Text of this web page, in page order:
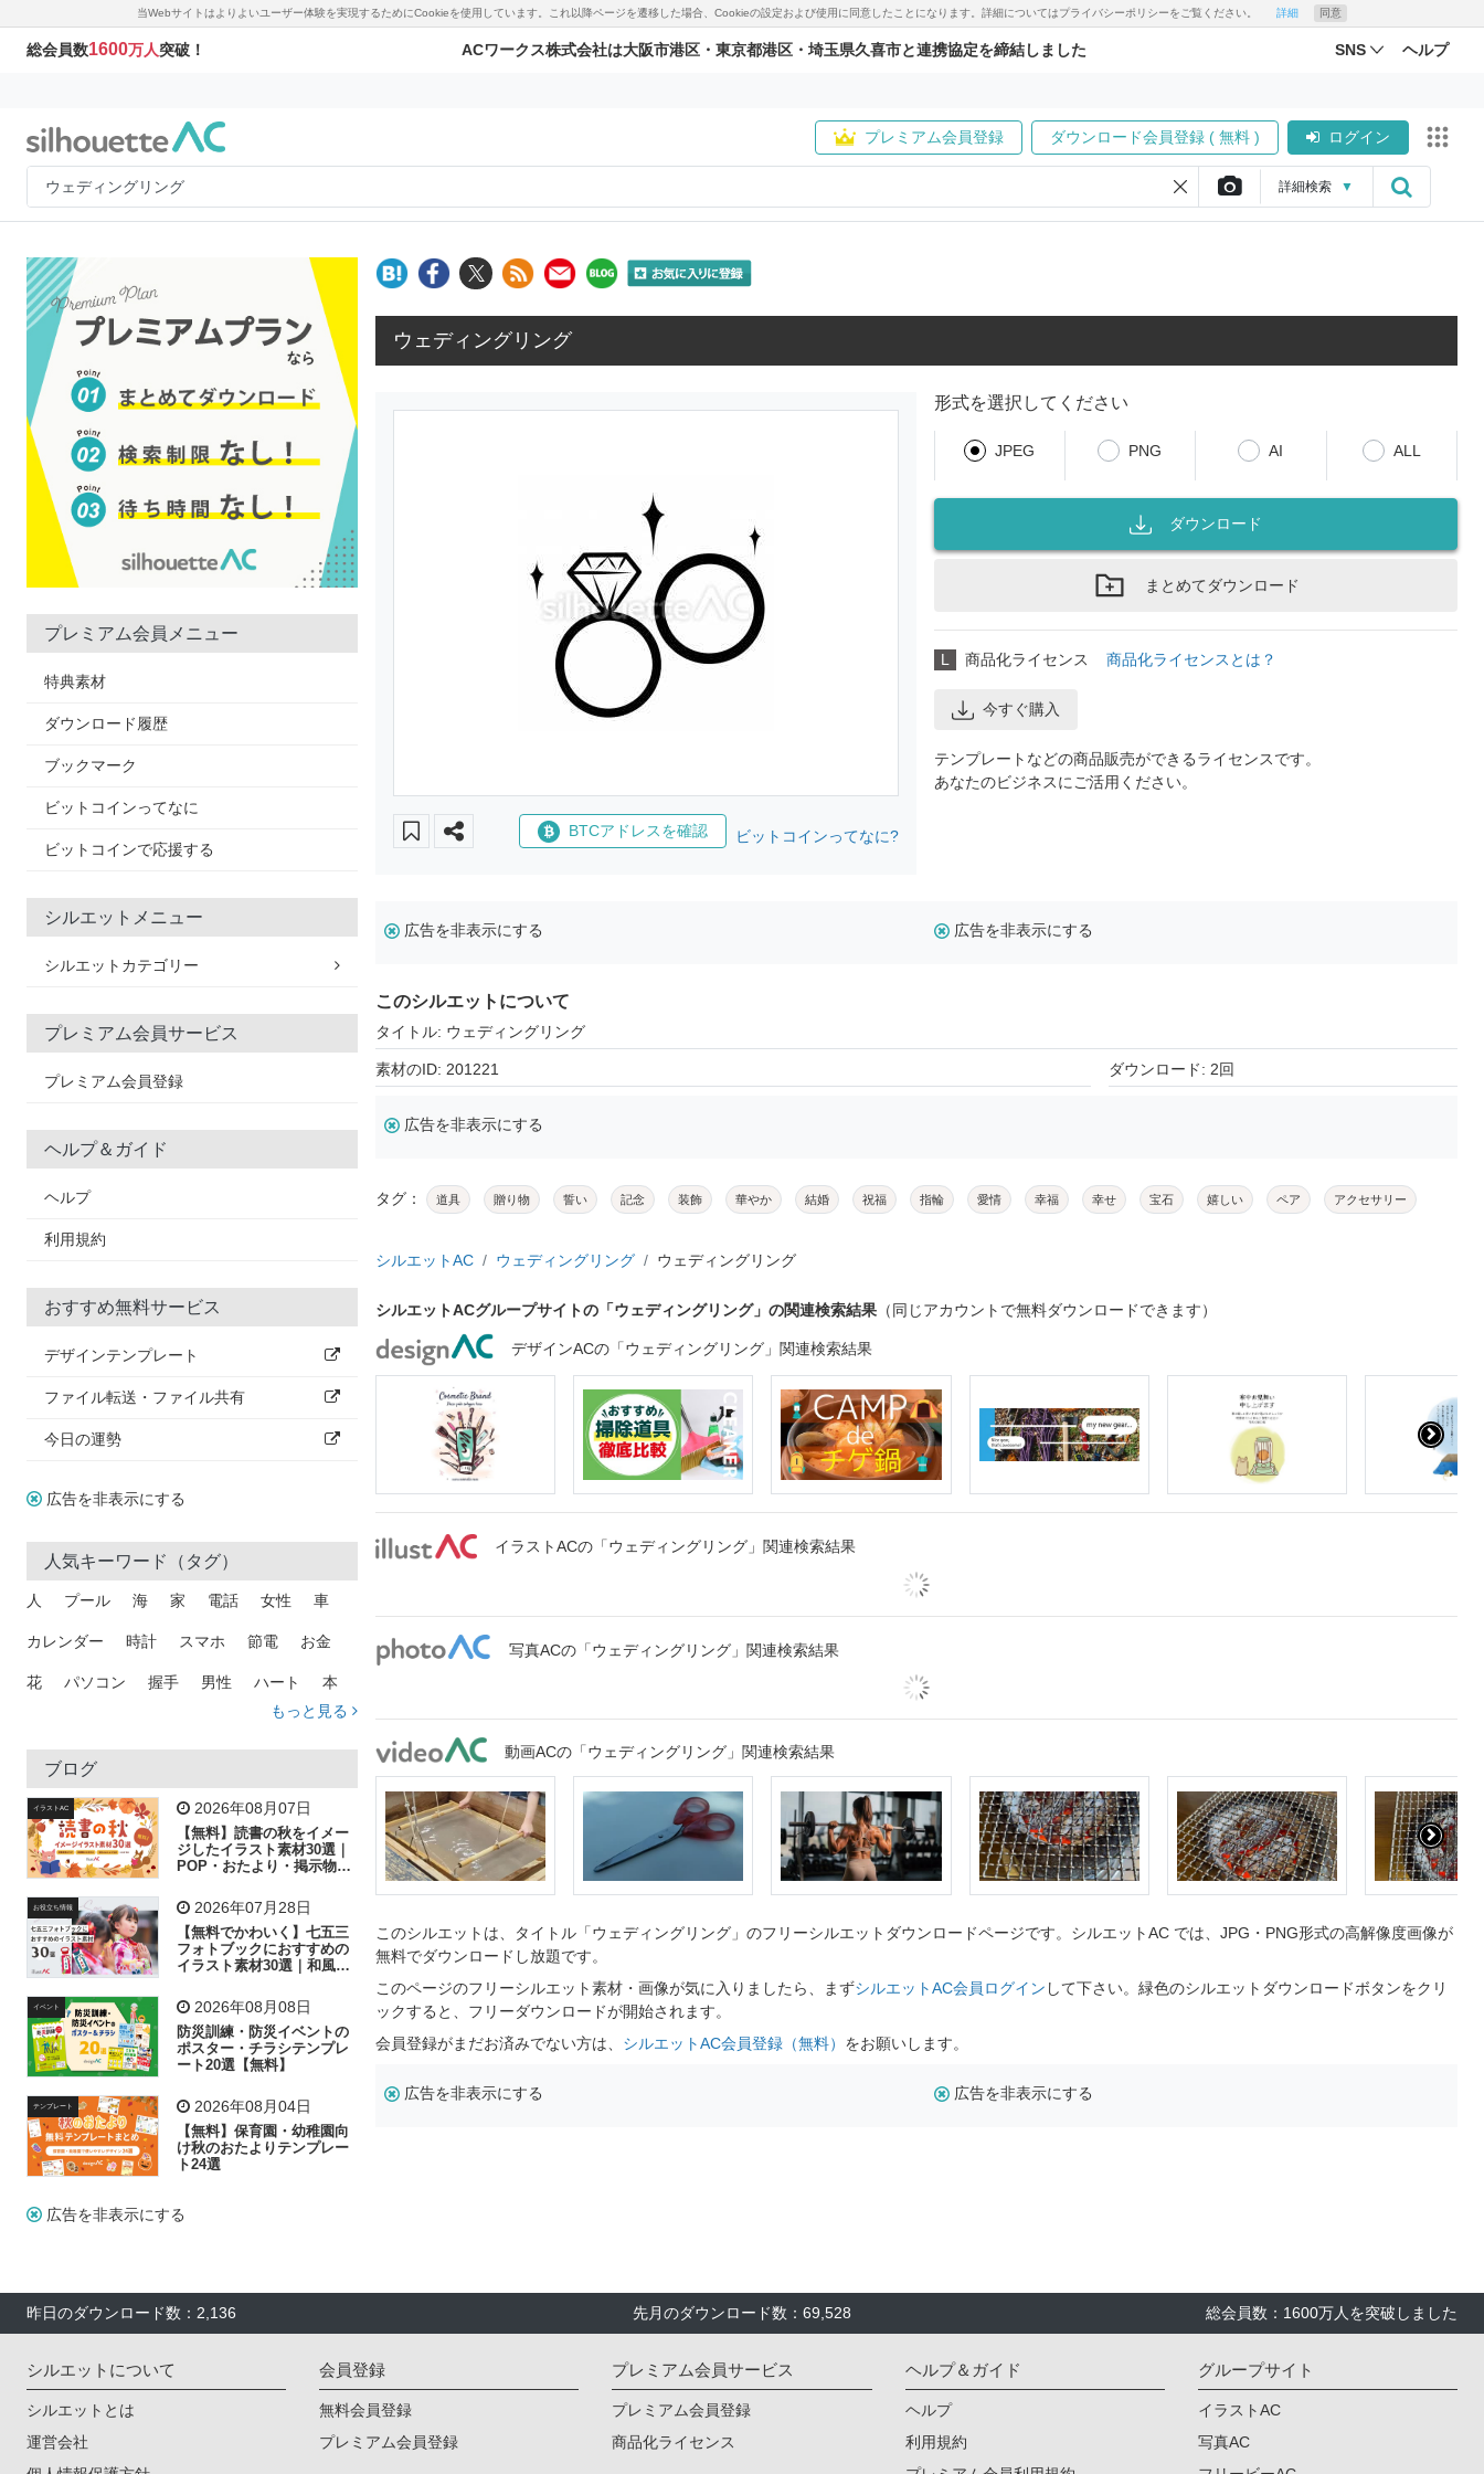
当Webサイトはよりよいユーザー体験を実現するためにCookieを使用しています。これ以降ページを遷移した場合、Cookieの設定および使用に同意したことになります。詳細についてはプライバシーポリシーをご覧ください。 詳細 同意
総会員数1600万人突破！ ACワークス株式会社は大阪市港区・東京都港区・埼玉県久喜市と連携協定を締結しました SNS ヘルプ
プレミアム会員登録 ダウンロード会員登録 ( 無料 ) ログイン
詳細検索 ▼
プレミアム会員メニュー
特典素材
ダウンロード履歴
ブックマーク
ビットコインってなに
ビットコインで応援する
シルエットメニュー
シルエットカテゴリー
プレミアム会員サービス
プレミアム会員登録
ヘルプ＆ガイド
ヘルプ
利用規約
おすすめ無料サービス
デザインテンプレート
ファイル転送・ファイル共有
今日の運勢
広告を非表示にする
人気キーワード（タグ）
人 プール 海 家 電話 女性 車
カレンダー 時計 スマホ 節電 お金
花 パソコン 握手 男性 ハート 本
トラック 木
吹き出し
飛行機 グラフ ビル 魚 家族 書類
歩く 工場 会社 太陽 キラキラ
子供 作業員 葉 相談 ピクトグラム
もっと見る
ブログ
イラストAC 2026年08月07日
【無料】読書の秋をイメー
ジしたイラスト素材30選｜
POP・おたより・掲示物に
お役立ち情報 2026年07月28日
【無料でかわいく】七五三
フォトブックにおすすめの
イラスト素材30選｜和風の
イベント 2026年08月08日
防災訓練・防災イベントの
ポスター・チラシテンプレ
ート20選【無料】
テンプレート 2026年08月04日
【無料】保育園・幼稚園向
け秋のおたよりテンプレー
ト24選
広告を非表示にする
ウェディングリング
BTCアドレスを確認 ビットコインってなに?
形式を選択してください
JPEG PNG AI ALL
ダウンロード
まとめてダウンロード
L 商品化ライセンス 商品化ライセンスとは？
今すぐ購入
テンプレートなどの商品販売ができるライセンスです。
あなたのビジネスにご活用ください。
広告を非表示にする 広告を非表示にする
このシルエットについて
タイトル: ウェディングリング
素材のID: 201221 ダウンロード: 2回
広告を非表示にする
タグ： 道具 贈り物 誓い 記念 装飾 華やか 結婚 祝福 指輪 愛情 幸福 幸せ 宝石 嬉しい ペア アクセサリー
シルエットAC ウェディングリング ウェディングリング
シルエットACグループサイトの「ウェディングリング」の関連検索結果 （同じアカウントで無料ダウンロードできます）
デザインACの「ウェディングリング」関連検索結果
イラストACの「ウェディングリング」関連検索結果
写真ACの「ウェディングリング」関連検索結果
動画ACの「ウェディングリング」関連検索結果
このシルエットは、タイトル「ウェディングリング」のフリーシルエットダウンロードページです。シルエットAC では、JPG・PNG形式の高解像度画像が
無料でダウンロードし放題です。
このページのフリーシルエット素材・画像が気に入りましたら、まずシルエットAC会員ログイン して下さい。緑色のシルエットダウンロードボタンをクリ
ックすると、フリーダウンロードが開始されます。
会員登録がまだお済みでない方は、 シルエットAC会員登録（無料） をお願いします。
広告を非表示にする 広告を非表示にする
昨日のダウンロード数：2,136 先月のダウンロード数：69,528 総会員数：1600万人を突破しました
シルエットについて
シルエットとは
運営会社
会員登録
無料会員登録
プレミアム会員登録
プレミアム会員サービス
プレミアム会員登録
商品化ライセンス
ヘルプ＆ガイド
ヘルプ
利用規約
グループサイト
イラストAC
写真AC